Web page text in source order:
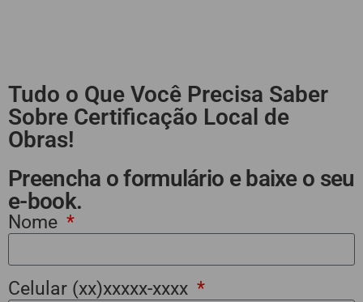
Tudo o Que Você Precisa Saber
Sobre Certificação Local de
Obras!
Preencha o formulário e baixe o seu
e-book.
Nome
Celular (xx)xxxxx-xxxx